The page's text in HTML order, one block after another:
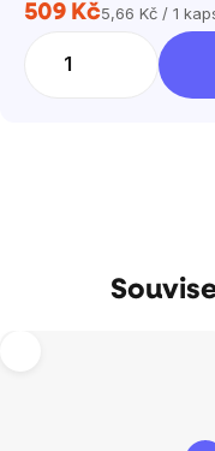
509 KčMěrná
5,66 Kč / 1